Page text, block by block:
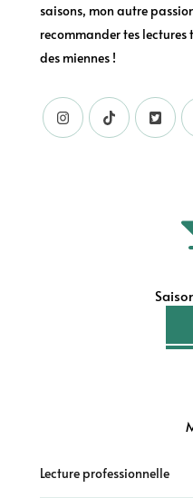
saisons, mon autre
recommander tes
des miennes !
Lecture professionnelle